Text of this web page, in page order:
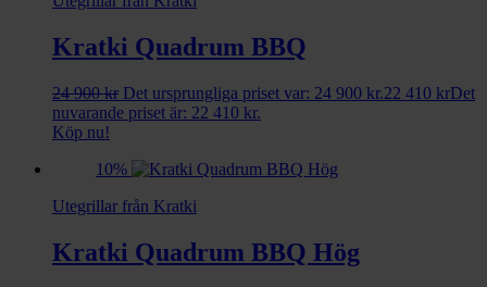
Kratki Quadrum BBQ
24 900kr Det ursprungliga priset var: 24 900 kr.22 410 krDet
nuvarande priset är: 22 410 kr.
Köp nu!
10%
Utegrillar från Kratki
Kratki Quadrum BBQ Hög